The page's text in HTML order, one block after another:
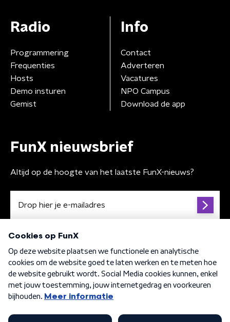
Radio
Programmering
Frequenties
Hosts
Demo insturen
Gemist
Info
Contact
Adverteren
Vacatures
NPO Campus
Download de app
FunX nieuwsbrief
Altijd op de hoogte van het laatste FunX-nieuws?
Algemene voorwaarden Privacybeleid